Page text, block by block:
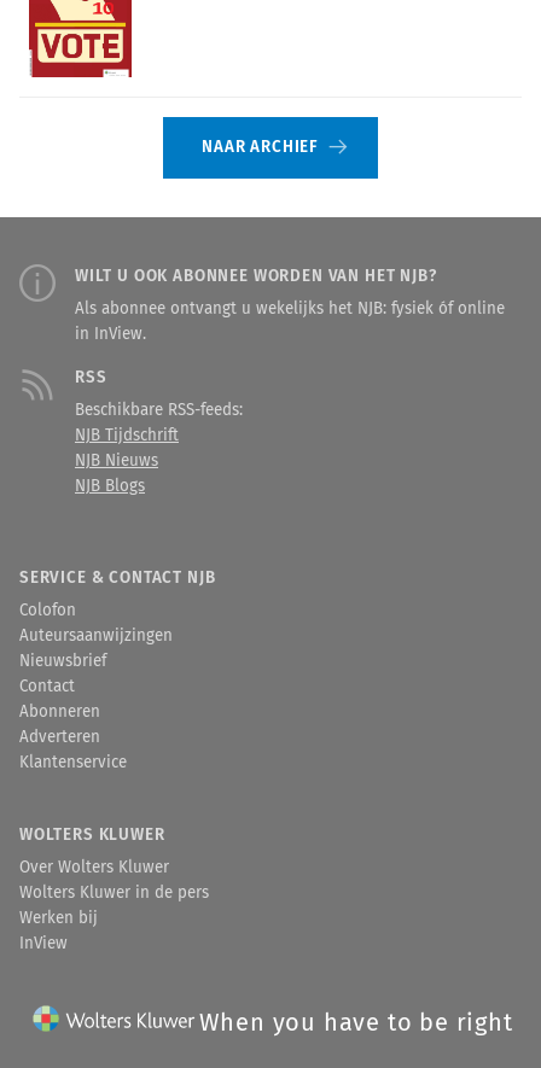
NAAR ARCHIEF
WILT U OOK ABONNEE WORDEN VAN HET NJB?
Als abonnee ontvangt u wekelijks het NJB: fysiek óf online
in InView.
RSS
Beschikbare RSS-feeds:
NJB Tijdschrift
NJB Nieuws
NJB Blogs
SERVICE & CONTACT NJB
Colofon
Auteursaanwijzingen
Nieuwsbrief
Contact
Abonneren
Adverteren
Klantenservice
WOLTERS KLUWER
Over Wolters Kluwer
Wolters Kluwer in de pers
Werken bij
InView
When you have to be right